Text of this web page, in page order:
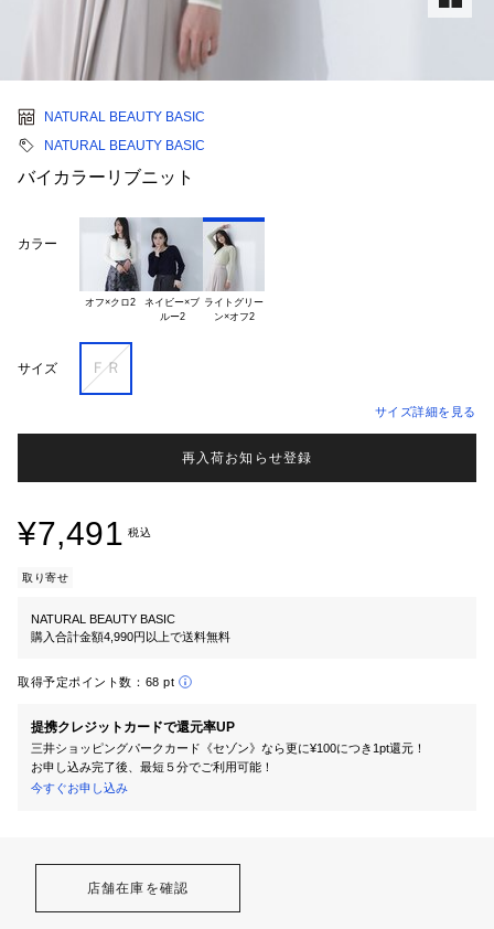
NATURAL BEAUTY BASIC
NATURAL BEAUTY BASIC
バイカラーリブニット
カラー
オフ×クロ2
ネイビー×ブ
ルー2
ライトグリー
ン×オフ2
サイズ ＦＲ
サイズ詳細を見る
再入荷お知らせ登録
¥7,491 税込
取り寄せ
NATURAL BEAUTY BASIC
購入合計金額4,990円以上で送料無料
取得予定ポイント数： 68 pt
提携クレジットカードで還元率UP
三井ショッピングパークカード《セゾン》なら更に¥100につき1pt還元！
お申し込み完了後、最短５分でご利用可能！
今すぐお申し込み
店舗在庫を確認